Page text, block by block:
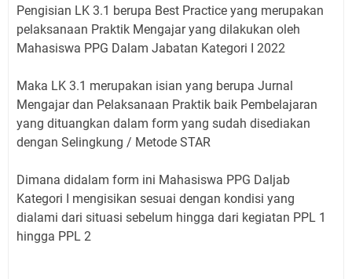
Pengisian LK 3.1 berupa Best Practice yang merupakan
pelaksanaan Praktik Mengajar yang dilakukan oleh
Mahasiswa PPG Dalam Jabatan Kategori I 2022
Maka LK 3.1 merupakan isian yang berupa Jurnal
Mengajar dan Pelaksanaan Praktik baik Pembelajaran
yang dituangkan dalam form yang sudah disediakan
dengan Selingkung / Metode STAR
Dimana didalam form ini Mahasiswa PPG Daljab
Kategori I mengisikan sesuai dengan kondisi yang
dialami dari situasi sebelum hingga dari kegiatan PPL 1
hingga PPL 2